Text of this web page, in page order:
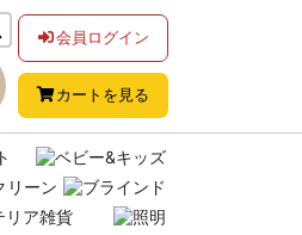
会員ログイン
カートを見る